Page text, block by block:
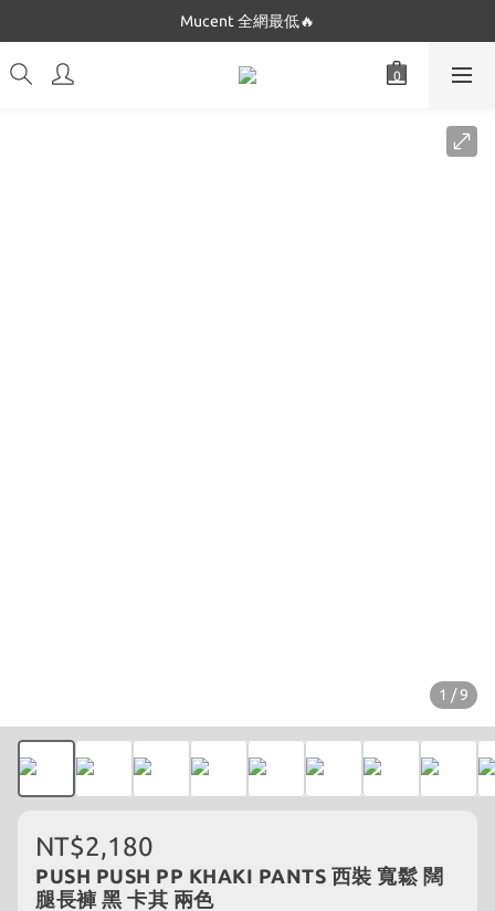
Dickies 最低$280起🔥
Mucent 全網最低🔥
Dickies 最低$280起🔥
1 / 9
NT$2,180
PUSH PUSH PP KHAKI PANTS 西裝 寬鬆 闊
腿長褲 黑 卡其 兩色